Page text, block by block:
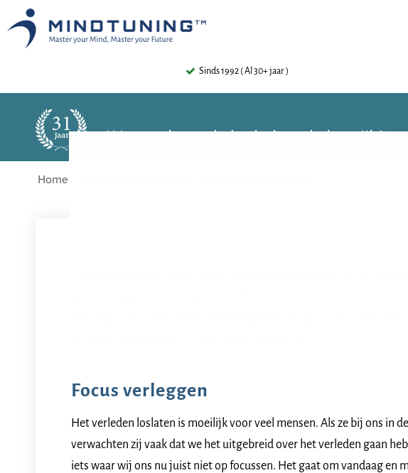
Sinds 1992 ( Al 30+ jaar )
Waarom het verleden loslaten belangrijk is
Home
Focus verleggen
Het verleden loslaten is moeilijk voor veel mensen. Als ze bij ons in
verwachten zij vaak dat we het uitgebreid over het verleden gaan
iets waar wij ons nu juist niet op focussen. Het gaat om vandaag en